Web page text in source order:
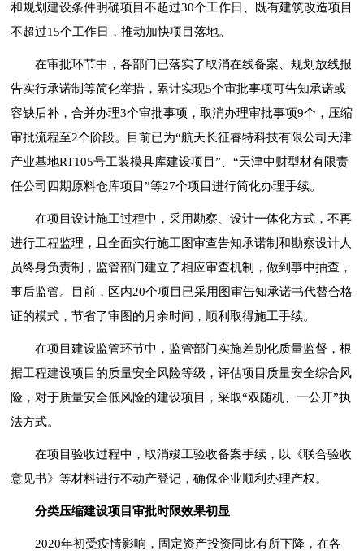
和规划建设条件明确项目不超过30个工作日、既有建筑改造项目
不超过15个工作日，推动加快项目落地。
在审批环节中，各部门已落实了取消在线备案、规划放线报
告实行承诺制等简化举措，累计实现5个审批事项可告知承诺或
容缺后补，合并办理3个审批事项，取消办理审批事项9个，压缩
审批流程至2个阶段。目前已为“航天长征睿特科技有限公司天津
产业基地RT105号工装模具库建设项目”、“天津中财型材有限责
任公司四期原料仓库项目”等27个项目进行简化办理手续。
在项目设计施工过程中，采用勘察、设计一体化方式，不再
进行工程监理，且全面实行施工图审查告知承诺制和勘察设计人
员终身负责制，监管部门建立了相应审查机制，做到事中抽查，
事后监管。目前，区内20个项目已采用图审告知承诺书代替合格
证的模式，节省了审图的月余时间，顺利取得施工手续。
在项目建设监管环节中，监管部门实施差别化质量监督，根
据工程建设项目的质量安全风险等级，评估项目质量安全综合风
险，对于质量安全低风险的建设项目，采取“双随机、一公开”执
法方式。
在项目验收过程中，取消竣工验收备案手续，以《联合验收
意见书》等材料进行不动产登记，确保企业顺利办理产权。
分类压缩建设项目审批时限效果初显
2020年初受疫情影响，固定资产投资同比有所下降，在各